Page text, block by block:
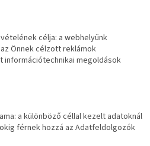
célja: a webhelyünk
Önnek célzott reklámok
megoldások
a különböző céllal kezelt adatoknál
férnek hozzá az Adatfeldolgozók